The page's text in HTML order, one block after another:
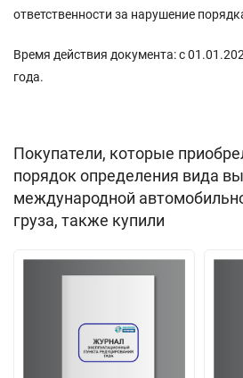
ответственности за нарушение
Время действия документа: с
года.
Покупатели, которые
порядок определения вида
международной
груза, также купили